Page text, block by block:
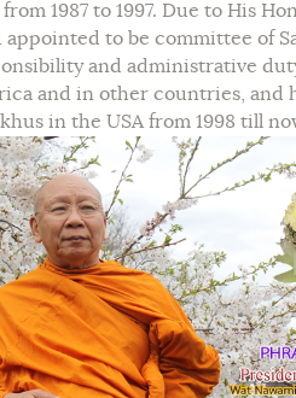
1987 to 1997. Due to His
to be committee of
and administrative
and in other countries, and
in the USA from 1998 till